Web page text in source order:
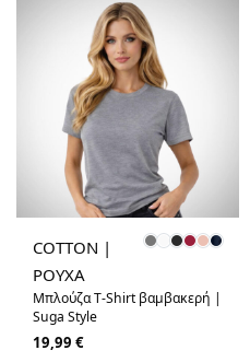
COTTON |
ΡΟΥΧΑ
Μπλούζα T-Shirt βαμβακερή |
Suga Style
19,99 €